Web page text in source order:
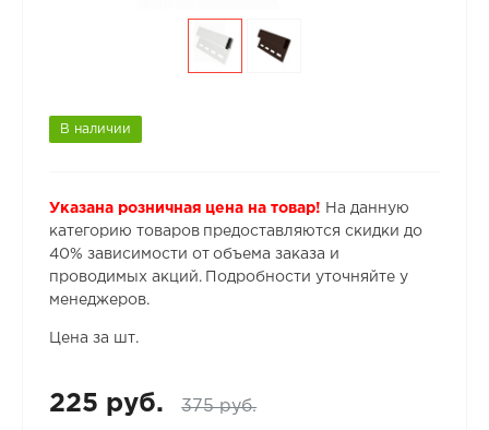
В наличии
Указана розничная цена на товар! На данную
категорию товаров предоставляются скидки до
40% зависимости от объема заказа и
проводимых акций. Подробности уточняйте у
менеджеров.
Цена за шт.
225 руб. 375 руб.